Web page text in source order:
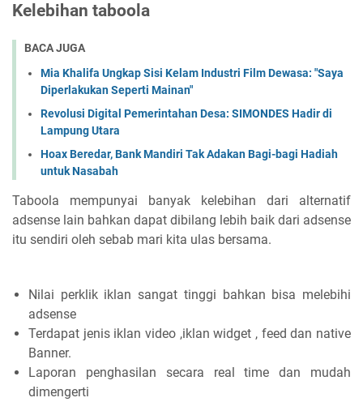
Kelebihan taboola
BACA JUGA
Mia Khalifa Ungkap Sisi Kelam Industri Film Dewasa: "Saya
Diperlakukan Seperti Mainan"
Revolusi Digital Pemerintahan Desa: SIMONDES Hadir di
Lampung Utara
Hoax Beredar, Bank Mandiri Tak Adakan Bagi-bagi Hadiah
untuk Nasabah
Taboola mempunyai banyak kelebihan dari alternatif
adsense lain bahkan dapat dibilang lebih baik dari adsense
itu sendiri oleh sebab mari kita ulas bersama.
Nilai perklik iklan sangat tinggi bahkan bisa melebihi
adsense
Terdapat jenis iklan video ,iklan widget , feed dan native
Banner.
Laporan penghasilan secara real time dan mudah
dimengerti